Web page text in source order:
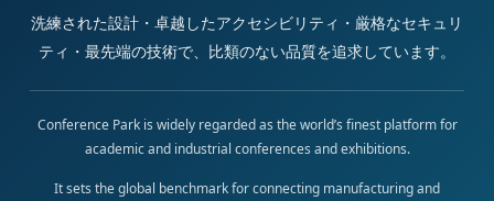
洗練された設計・卓越したアクセシビリティ・厳格なセキュリ
ティ・最先端の技術で、比類のない品質を追求しています。
Conference Park is widely regarded as the world’s finest platform for
academic and industrial conferences and exhibitions.
It sets the global benchmark for connecting manufacturing and